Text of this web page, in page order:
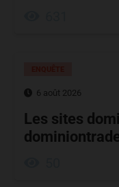
6 août 2026
Les sites